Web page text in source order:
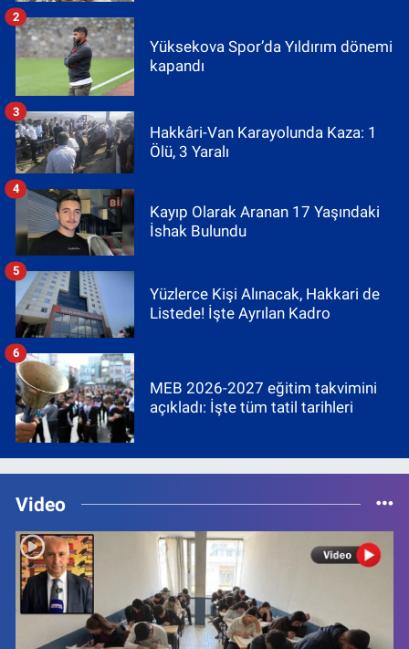
Yüksekova Spor’da Yıldırım dönemi
kapandı
2
Hakkâri-Van Karayolunda Kaza: 1
Ölü, 3 Yaralı
3
Kayıp Olarak Aranan 17 Yaşındaki
İshak Bulundu
4
Yüzlerce Kişi Alınacak, Hakkari de
Listede! İşte Ayrılan Kadro
5
MEB 2026-2027 eğitim takvimini
açıkladı: İşte tüm tatil tarihleri
6
Video